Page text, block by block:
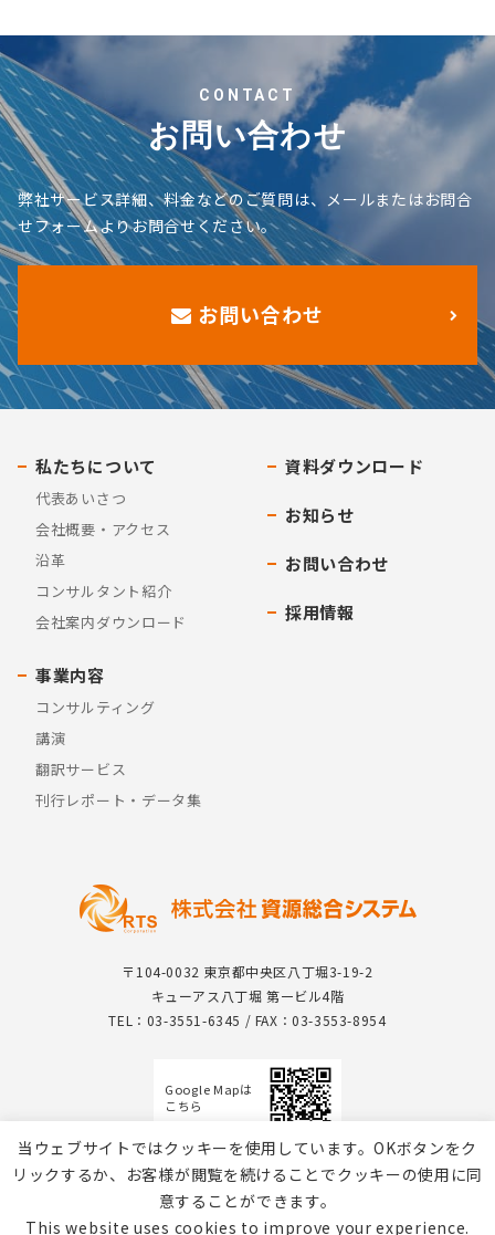
CONTACT
お問い合わせ
弊社サービス詳細、料金などのご質問は、メールまたはお問合
せフォームよりお問合せください。
お問い合わせ
〒104-0032 東京都中央区八丁堀3-19-2
キューアス八丁堀 第一ビル4階
TEL：03-3551-6345 / FAX：03-3553-8954
Google Mapは
こちら
私たちについて
代表あいさつ
会社概要・アクセス
沿革
コンサルタント紹介
会社案内ダウンロード
事業内容
コンサルティング
講演
翻訳サービス
刊行レポート・データ集
資料ダウンロード
お知らせ
お問い合わせ
採用情報
当ウェブサイトではクッキーを使用しています。OKボタンをク
リックするか、お客様が閲覧を続けることでクッキーの使用に同
意することができます。
This website uses cookies to improve your experience.